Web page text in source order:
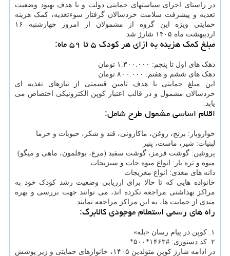
در راستای اجرای سیاستهای حمایتی دولت و با هدف بهبود وضعیت
تغذیه و پیشرفت سلامت خردسالان گرفتار سوءتغذیه، کمک هزینه
حمایتی ویژه این گروه از مشمولان از امروز چهارشنبه ۱۶
اردیبهشت ماه ۱۴۰۵ شارژ شد.
مبلغ کمک هزینه به ازای هر کودک ۵ تا ۵۹ ماه:
دهک های اول تا پنجم: ۱.۳۰۰.۰۰۰ تومان
دهک های ششم و هفتم: ۸۰۰.۰۰۰ تومان
این مبلغ حمایتی با هدف تامین قسمتی از نیازهای تغذیه ای
خردسالان مشمول و در قالب اعتبار کوپن الکترونیکی اختصاص می
یابد.
اقلام اساسی مشمول طرح شامل:
خواروبار: برنج، روغن، ماکارونی، قند و شکر، حبوبات و خرما
لبنیات: شیر، ماست، پنیر
پروتئین: گوشت قرمز، گوشت سفید (مرغ، بوقلمون، ماهی و میگو)
میوه و تره بار: انواع میوه جات و سبزیجات
دانه های مغذی: انواع مغزیجات
خانواده هایی که تا حالا برای ارزیابی وضعیت رشد کودک خود به
مراکز بهداشتی مراجعه نکرده اند، می توانند جهت بررسی و بهره
مندی از حمایت ها، به این مراکز مراجعه نمایند.
راه های رسمی استعلام موجودی کالابرگ:
۱. کوپن در پیام رسان «بله»
۲. کد دستوری: #۱۴۶۳*۵۰۰*
در ادامه شارژ کوپن متولدین ۱۴۰۵، خانوارهای حمایتی و زیر پوشش